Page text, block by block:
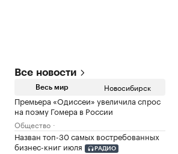
Все новости
Весь мир Новосибирск
Премьера «Одиссеи» увеличила спрос
на поэму Гомера в России
Общество
Назван топ-30 самых востребованных
бизнес-книг июля
РАДИО